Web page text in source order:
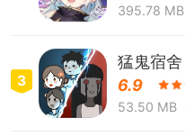
395.78 MB
3
猛鬼宿舍
6.9
53.50 MB